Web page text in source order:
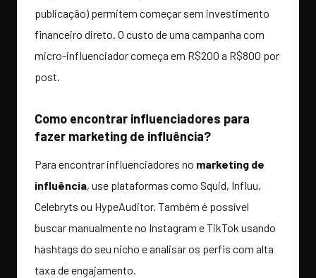
publicação) permitem começar sem investimento
financeiro direto. O custo de uma campanha com
micro-influenciador começa em R$200 a R$800 por
post.
Como encontrar influenciadores para
fazer marketing de influência?
Para encontrar influenciadores no marketing de
influência, use plataformas como Squid, Influu,
Celebryts ou HypeAuditor. Também é possível
buscar manualmente no Instagram e TikTok usando
hashtags do seu nicho e analisar os perfis com alta
taxa de engajamento.